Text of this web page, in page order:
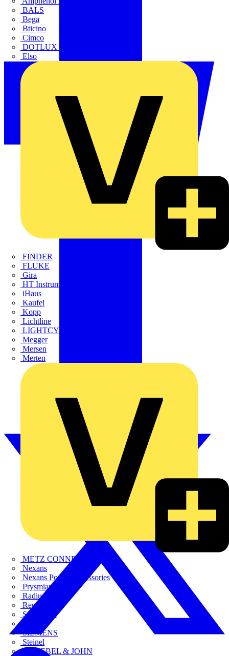
BALS
Bega
Bticino
Cimco
DOTLUX GmbH
Elso
FINDER
FLUKE
Gira
HT Instruments GmbH
iHaus
Kaufel
Kopp
Lichtline
LIGHTCYCLE
Megger
Mersen
Merten
METZ CONNECT
Nexans
Nexans Power Accessories
Prysmian
Radium
Regiolux
SCHÜCO
Scireum
SIEMENS
Steinel
STRIEBEL & JOHN